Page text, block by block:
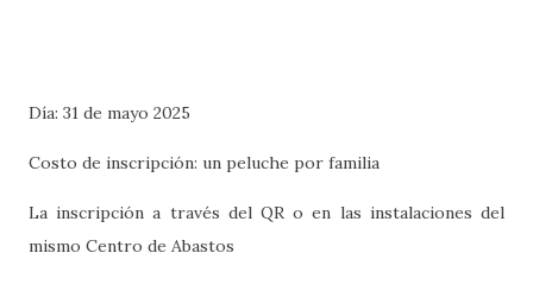
Día: 31 de mayo 2025
Costo de inscripción: un peluche por familia
La inscripción a través del QR o en las instalaciones del
mismo Centro de Abastos